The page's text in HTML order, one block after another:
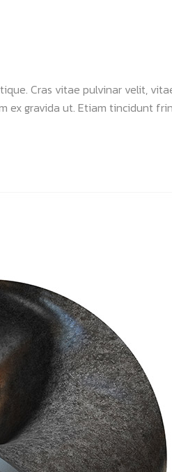
Cras vitae pulvinar velit,
ex gravida ut. Etiam tincidunt